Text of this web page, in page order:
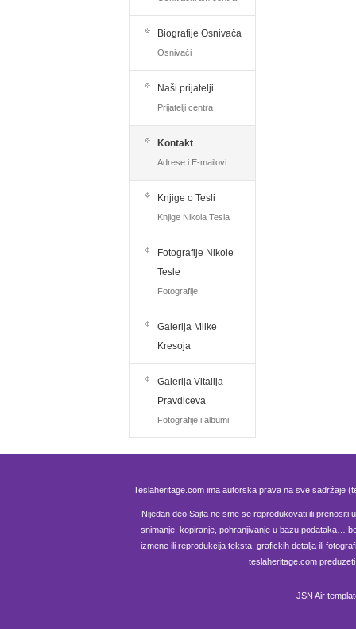
Biografije Osnivača
Osnivači
Naši prijatelji
Prijatelji centra
Kontakt
Adrese i E-mailovi
Knjige o Tesli
Knjige Nikola Tesla
Fotografije Nikole
Tesle
Fotografije
Galerija Milke
Kresoja
Galerija Vitalija
Pravdiceva
Fotografije i albumi
Teslaheritage.com ima autorska prava na sve sadržaje
Nijedan deo Sajta ne sme se reprodukovati ili prenositi
snimanje, kopiranje, pohranjivanje u bazu podataka…
izmene ili reprodukcija teksta, grafickih detalja ili
teslaheritage.com
JSN Air